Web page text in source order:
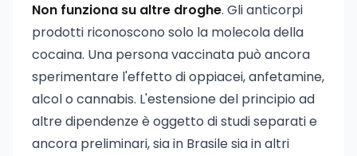
Non funziona su altre droghe. Gli anticorpi
prodotti riconoscono solo la molecola della
cocaina. Una persona vaccinata può ancora
sperimentare l'effetto di oppiacei, anfetamine,
alcol o cannabis. L'estensione del principio ad
altre dipendenze è oggetto di studi separati e
ancora preliminari, sia in Brasile sia in altri